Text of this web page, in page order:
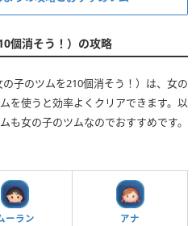
個消そう！）の攻略
子のツムを210個消そう！）は、女の
を使うと効率よくクリアできます。以
も女の子のツムなのでおすすめです。
ーラン アナ